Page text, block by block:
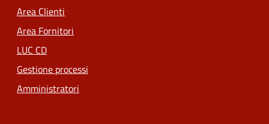
Area Clienti
Area Fornitori
LUC CD
Gestione processi
Amministratori